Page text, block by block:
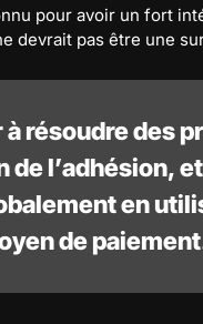
pour avoir un fort
devrait pas être une
à résoudre des
l’adhésion,
en
de